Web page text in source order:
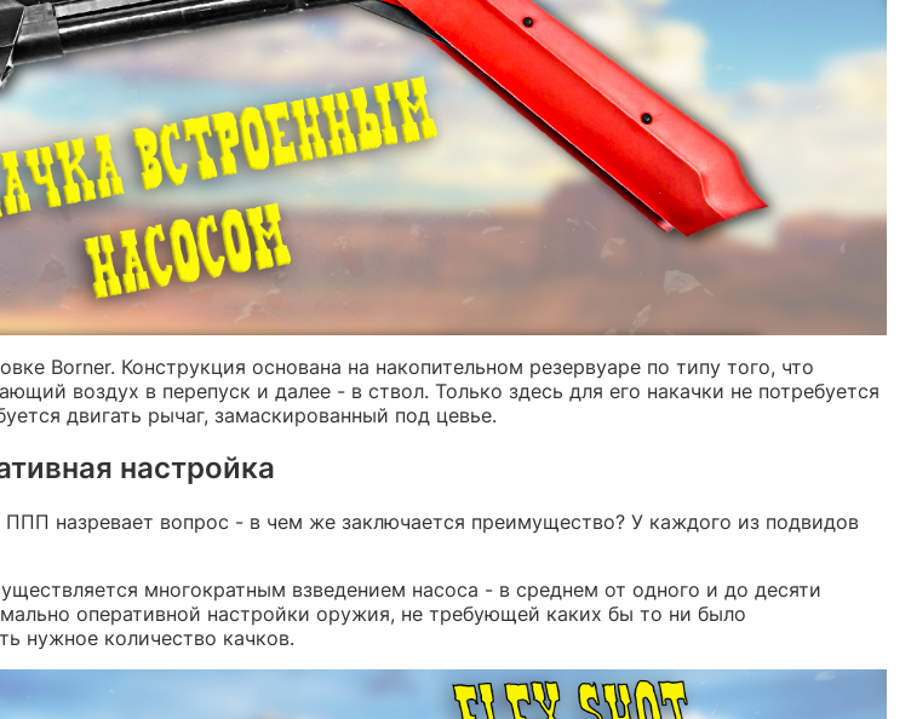
Borner. Конструкция основана на накопительном резервуаре по типу того, что
воздух в перепуск и далее - в ствол. Только здесь для его накачки не потребуется
двигать рычаг, замаскированный под цевье.
настройка
назревает вопрос - в чем же заключается преимущество? У каждого из подвидов
многократным взведением насоса - в среднем от одного и до десяти
оперативной настройки оружия, не требующей каких бы то ни было
нужное количество качков.